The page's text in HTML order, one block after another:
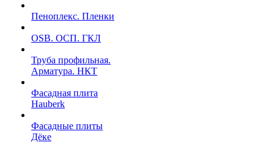
Пеноплекс. Пленки
OSB. ОСП. ГКЛ
Труба профильная.
Арматура. НКТ
Фасадная плита
Hauberk
Фасадные плиты
Дёке